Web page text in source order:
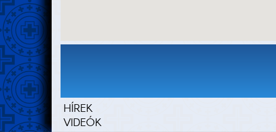
HÍREK
VIDEÓK